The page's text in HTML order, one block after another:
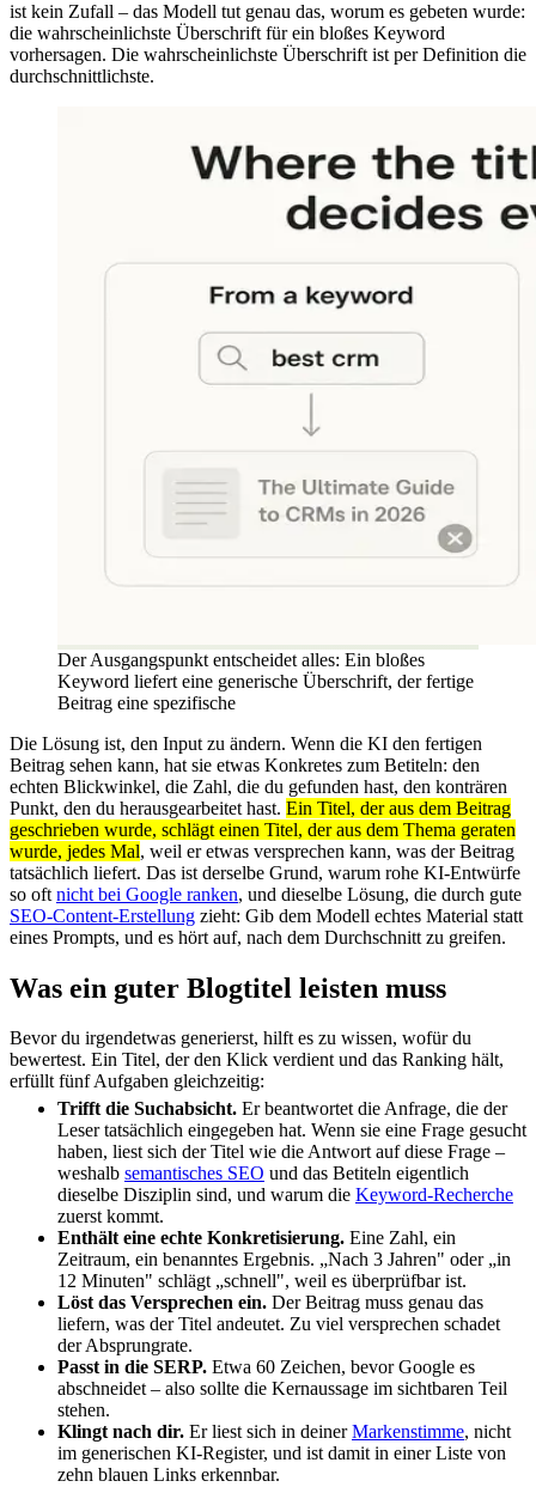
ist kein Zufall – das Modell tut genau das, worum es gebeten wurde:
die wahrscheinlichste Überschrift für ein bloßes Keyword
vorhersagen. Die wahrscheinlichste Überschrift ist per Definition die
durchschnittlichste.
Der Ausgangspunkt entscheidet alles: Ein bloßes
Keyword liefert eine generische Überschrift, der fertige
Beitrag eine spezifische
Die Lösung ist, den Input zu ändern. Wenn die KI den fertigen
Beitrag sehen kann, hat sie etwas Konkretes zum Betiteln: den
echten Blickwinkel, die Zahl, die du gefunden hast, den konträren
Punkt, den du herausgearbeitet hast. Ein Titel, der aus dem Beitrag
geschrieben wurde, schlägt einen Titel, der aus dem Thema geraten
wurde, jedes Mal, weil er etwas versprechen kann, was der Beitrag
tatsächlich liefert. Das ist derselbe Grund, warum rohe KI-Entwürfe
so oft nicht bei Google ranken, und dieselbe Lösung, die durch gute
SEO-Content-Erstellung zieht: Gib dem Modell echtes Material statt
eines Prompts, und es hört auf, nach dem Durchschnitt zu greifen.
Was ein guter Blogtitel leisten muss
Bevor du irgendetwas generierst, hilft es zu wissen, wofür du
bewertest. Ein Titel, der den Klick verdient und das Ranking hält,
erfüllt fünf Aufgaben gleichzeitig:
Trifft die Suchabsicht. Er beantwortet die Anfrage, die der
Leser tatsächlich eingegeben hat. Wenn sie eine Frage gesucht
haben, liest sich der Titel wie die Antwort auf diese Frage –
weshalb semantisches SEO und das Betiteln eigentlich
dieselbe Disziplin sind, und warum die Keyword-Recherche
zuerst kommt.
Enthält eine echte Konkretisierung. Eine Zahl, ein
Zeitraum, ein benanntes Ergebnis. „Nach 3 Jahren" oder „in
12 Minuten" schlägt „schnell", weil es überprüfbar ist.
Löst das Versprechen ein. Der Beitrag muss genau das
liefern, was der Titel andeutet. Zu viel versprechen schadet
der Absprungrate.
Passt in die SERP. Etwa 60 Zeichen, bevor Google es
abschneidet – also sollte die Kernaussage im sichtbaren Teil
stehen.
Klingt nach dir. Er liest sich in deinerMarkenstimme, nicht
im generischen KI-Register, und ist damit in einer Liste von
zehn blauen Links erkennbar.